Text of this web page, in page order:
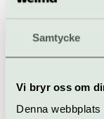
Samtycke
Vi bryr oss om
Denna
Konsert